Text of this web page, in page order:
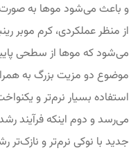
و باعث می‌شود موها به
از منظر عملکردی، کرم موبر
می‌شود که موها از سطحی
موضوع دو مزیت بزرگ به
استفاده بسیار نرم‌تر و
می‌رسد و دوم اینکه فرآیند